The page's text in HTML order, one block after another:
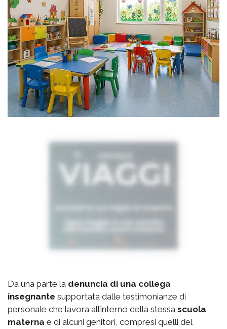
Da una parte la denuncia di una collega
insegnante supportata dalle testimonianze di
personale che lavora all’interno della stessa scuola
materna e di alcuni genitori, compresi quelli del